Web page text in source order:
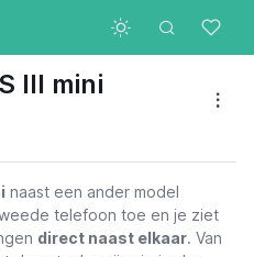
III mini
naast een ander model
telefoon toe en je ziet
direct naast elkaar. Van